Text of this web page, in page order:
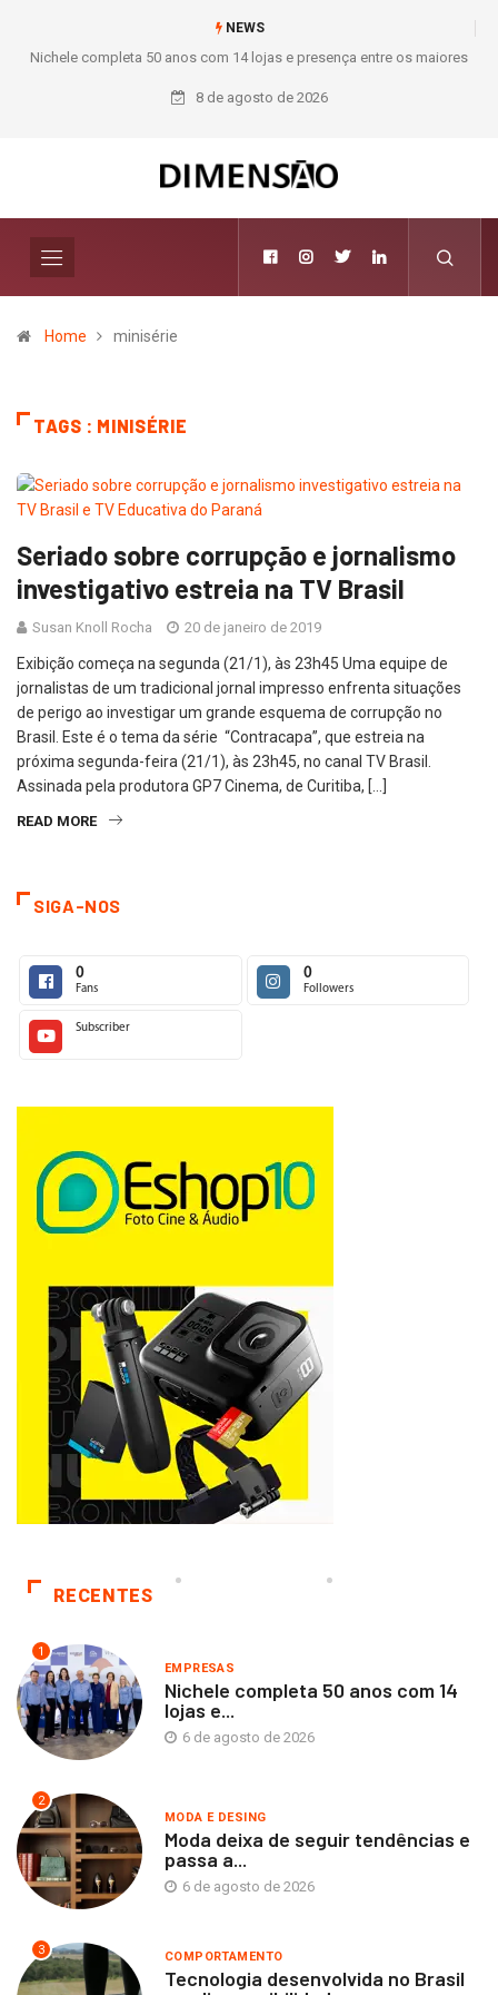
NEWS
Nichele completa 50 anos com 14 lojas e presença entre os maiores
varejistas de materiais de construção do Brasil
8 de agosto de 2026
Home minisérie
TAGS : MINISÉRIE
Seriado sobre corrupção e jornalismo
investigativo estreia na TV Brasil
Susan Knoll Rocha 20 de janeiro de 2019
Exibição começa na segunda (21/1), às 23h45 Uma equipe de
jornalistas de um tradicional jornal impresso enfrenta situações
de perigo ao investigar um grande esquema de corrupção no
Brasil. Este é o tema da série “Contracapa”, que estreia na
próxima segunda-feira (21/1), às 23h45, no canal TV Brasil.
Assinada pela produtora GP7 Cinema, de Curitiba, […]
READ MORE
SIGA-NOS
0
Fans
0
Followers
Subscriber
RECENTES
1
EMPRESAS
Nichele completa 50 anos com 14
lojas e...
6 de agosto de 2026
2
MODA E DESING
Moda deixa de seguir tendências e
passa a...
6 de agosto de 2026
3 COMPORTAMENTO
Tecnologia desenvolvida no Brasil